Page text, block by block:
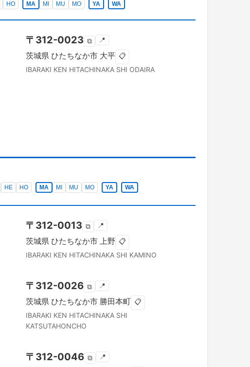
HO MA MI MU MO YA WA
〒 312-0023 ⧉ 📍
茨城県 ひたちなか市 大平 📋
IBARAKI KEN HITACHINAKA SHI ODAIRA
HE HO MA MI MU MO YA WA
〒 312-0013 ⧉ 📍
茨城県 ひたちなか市 上野 📋
IBARAKI KEN HITACHINAKA SHI KAMINO
〒 312-0026 ⧉ 📍
茨城県 ひたちなか市 勝田本町 📋
IBARAKI KEN HITACHINAKA SHI
KATSUTAHONCHO
〒 312-0046 ⧉ 📍